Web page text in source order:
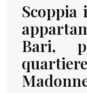
Scoppia
Bari,
quartiere